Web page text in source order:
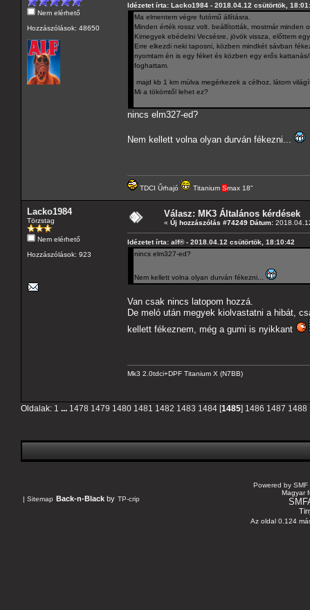
Nem elérhető
Hozzászólások: 48650
Idézetet írta: Lacko1984 - 2018.04.12 csütörtök,
Ma elmentem végre futómű állításra.
Minden érték rossz volt. beállították, mostmár minden
Kimegyek ebédelni Vecsésre, jövök vissza, előttem
Erre elkezdi neki taposni, közben mindkét sávban
nyomtam én is egy féket és közben egy erős
foghattam.
majd kb 1 km múlva megérkezek a célhoz, látom
Mi a tökömtől lehet ez?
nincs elm327-ed?
Nem kellett volna olyan durván fékezni...
TDCI Űrhajó Titanium Smax 18"
Lacko1984
Törzstag
Nem elérhető
Hozzászólások: 923
Válasz: MK3 Általános kérdések
« Új hozzászólás #74249 Dátum:
Idézetet írta: alf® - 2018.04.12 csütörtök, 18:10:42
nincs elm327-ed?
Nem kellett volna olyan durván fékezni...
Van csak nincs latopom hozzá.
De meló után megyek kiolvastatni a hibát,
kellett fékeznem, még a gumi is nyikkant
Mk3 2.0tdci+DPF Titanium X (N7BB)
Oldalak: 1 ... 1478 1479 1480 1481 1482 1483 1484 [1485] 1486 1487 1488
| Sitemap Back-n-Black by TP-crip
Powered by SMF
Magyar
Az oldal 0.124